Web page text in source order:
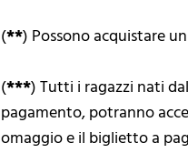
(**) Possono acquistare
(***) Tutti i ragazzi nati
pagamento, potranno
omaggio e il biglietto a